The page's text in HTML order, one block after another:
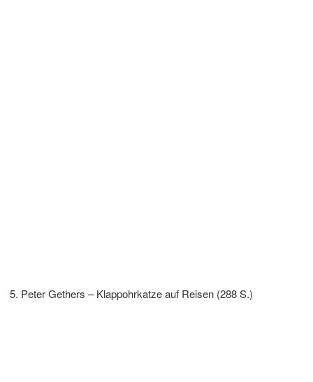
Peter Gethers – Klappohrkatze auf Reisen (288 S.)